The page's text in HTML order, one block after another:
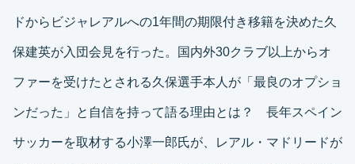
ドからビジャレアルへの1年間の期限付き移籍を決めた久
保建英が入団会見を行った。国内外30クラブ以上からオ
ファーを受けたとされる久保選手本人が「最良のオプショ
ンだった」と自信を持って語る理由とは？ 長年スペイン
サッカーを取材する小澤一郎氏が、レアル・マドリードが